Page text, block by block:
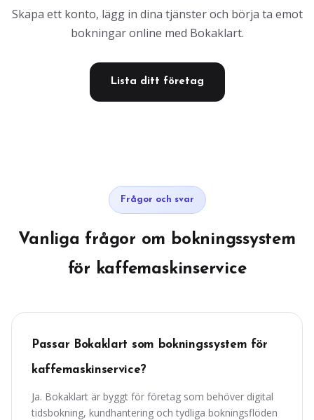
Skapa ett konto, lägg in dina tjänster och börja ta emot
bokningar online med Bokaklart.
Lista ditt företag
Frågor och svar
Vanliga frågor om bokningssystem
för kaffemaskinservice
Passar Bokaklart som bokningssystem för
kaffemaskinservice?
Ja. Bokaklart är byggt för företag som behöver digital
tidsbokning, kundhantering och tydliga bokningsflöden